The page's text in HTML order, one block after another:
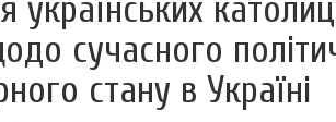
українських
сучасного
стану в Україні